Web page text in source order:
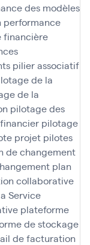
des modèles
performance
financière
pilier associatif
de la
de la
pilotage des
pilotage
projet pilotes
de changement
plan
collaborative
Service
plateforme
de stockage
de facturation